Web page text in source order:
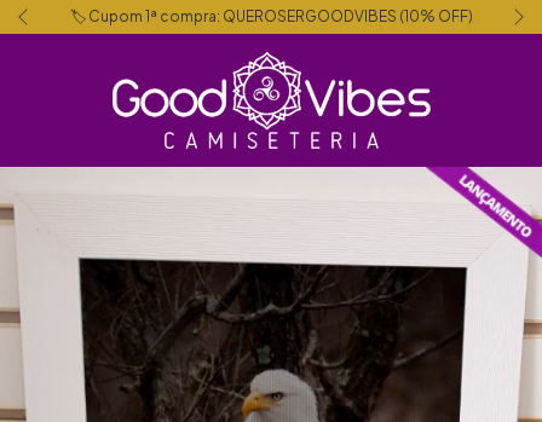
🏷️ Cupom 1ª compra: QUEROSERGOODVIBES (10% OFF)